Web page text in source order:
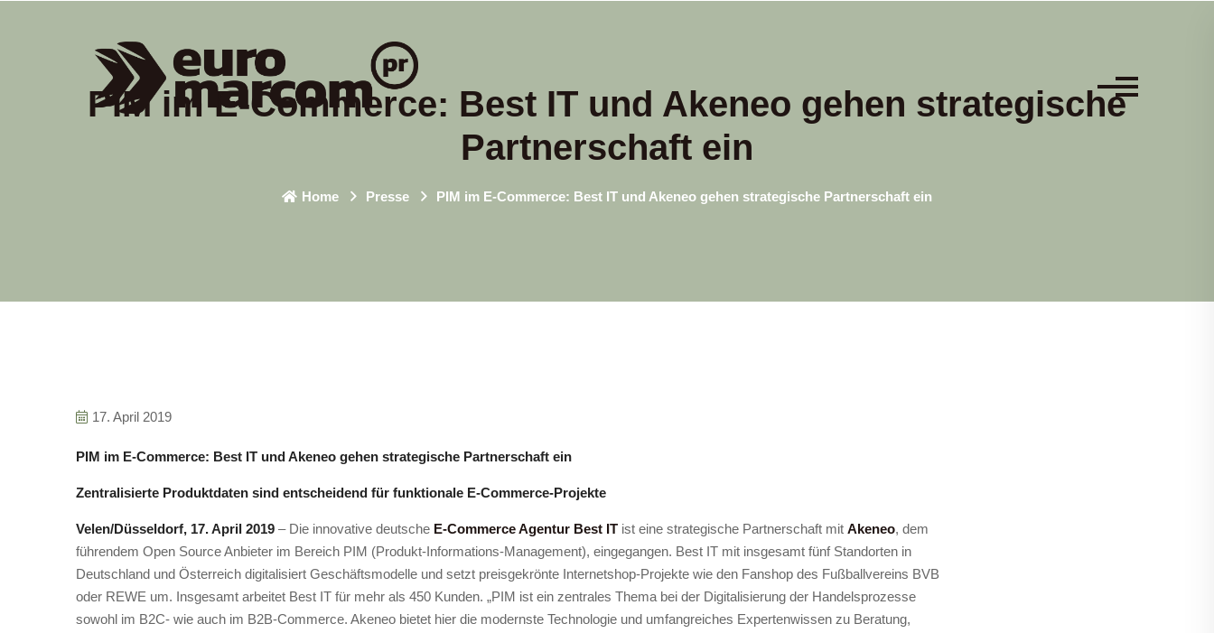
PIM im E-Commerce: Best IT und Akeneo gehen strategische
Partnerschaft ein
Home Presse PIM im E-Commerce: Best IT und Akeneo gehen strategische Partnerschaft ein
17. April 2019
PIM im E-Commerce: Best IT und Akeneo gehen strategische Partnerschaft ein
Zentralisierte Produktdaten sind entscheidend für funktionale E-Commerce-Projekte
Velen/Düsseldorf, 17. April 2019 – Die innovative deutsche E-Commerce Agentur Best IT ist eine strategische Partnerschaft mit Akeneo, dem
führendem Open Source Anbieter im Bereich PIM (Produkt-Informations-Management), eingegangen. Best IT mit insgesamt fünf Standorten in
Deutschland und Österreich digitalisiert Geschäftsmodelle und setzt preisgekrönte Internetshop-Projekte wie den Fanshop des Fußballvereins BVB
oder REWE um. Insgesamt arbeitet Best IT für mehr als 450 Kunden. „PIM ist ein zentrales Thema bei der Digitalisierung der Handelsprozesse
sowohl im B2C- wie auch im B2B-Commerce. Akeneo bietet hier die modernste Technologie und umfangreiches Expertenwissen zu Beratung,